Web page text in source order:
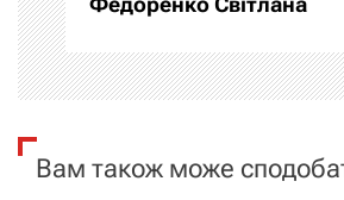
ц
і
Вам також може